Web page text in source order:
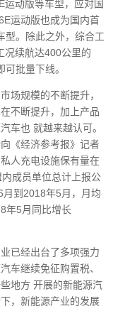
运动版等车型，应对国
运动版也成为国内首
型。除此之外，综合工
况续航达400公里的
批量下线。
场规模的不断提升，
不断提升，加上产品
车也 就越来越认可。
《经济参考报》记者
人充电设施保有量在
成员单位总计上报公
到2018年5月，月均
年5月同比增长
已经出台了多项强力
车继续免征购置税、
地方 开展的新能源汽
，新能源产业的发展